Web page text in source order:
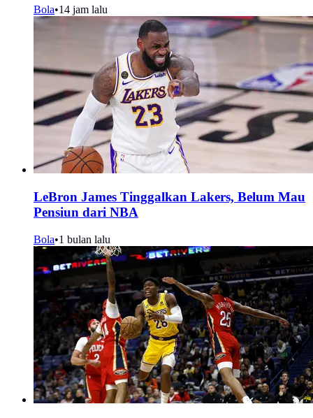
Bola•14 jam lalu
LeBron James Tinggalkan Lakers, Belum Mau
Pensiun dari NBA
Bola•1 bulan lalu